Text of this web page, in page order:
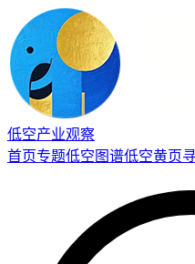
低空产业观察
首页专题低空图谱低空黄页